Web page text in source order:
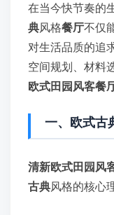
在当今快节奏的
典风格餐厅不仅
对生活品质的追
空间规划、材料
欧式田园风客餐
一、欧式古
清新欧式田园风
古典风格的核心